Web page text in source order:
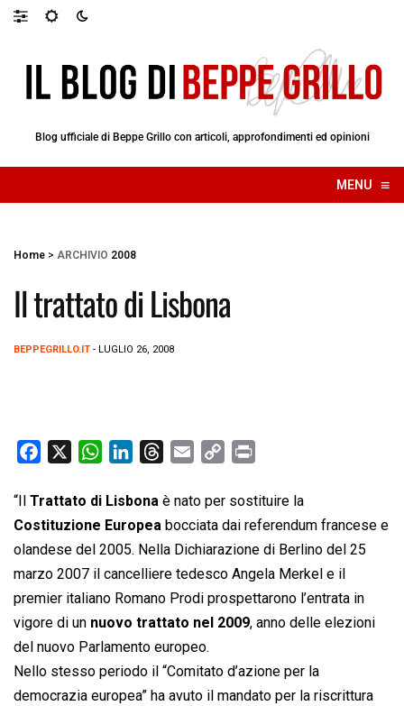
Blog ufficiale di Beppe Grillo con articoli, approfondimenti ed opinioni
MENU ≡
☰
Home > ARCHIVIO 2008
Il trattato di Lisbona
BEPPEGRILLO.IT - LUGLIO 26, 2008
c
e
b
o
o
k
W
a
t
s
A
p
p
n
k
e
d
I
n
r
e
a
d
s
a
i
l
p
y
L
i
n
k
i
n
t
“Il Trattato di Lisbona è nato per sostituire la
Costituzione Europea bocciata dai referendum francese e
olandese del 2005. Nella Dichiarazione di Berlino del 25
marzo 2007 il cancelliere tedesco Angela Merkel e il
premier italiano Romano Prodi prospettarono l’entrata in
vigore di un nuovo trattato nel 2009, anno delle elezioni
del nuovo Parlamento europeo.
Nello stesso periodo il “Comitato d’azione per la
democrazia europea” ha avuto il mandato per la riscrittura